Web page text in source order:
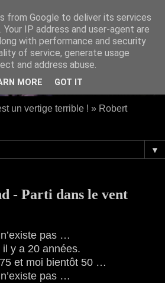
un vertige terrible ! » Robert
▼
- Parti dans le vent
pas …
y a 20 années.
et moi bientôt 50 …
pas …
from Google to deliver its services
IP address and user-agent are
with performance and security
of service, generate usage
and address abuse.
MORE GOT IT